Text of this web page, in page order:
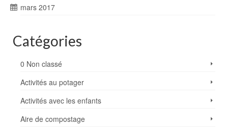
mars 2017
Catégories
0 Non classé
Activités au potager
Activités avec les enfants
Aire de compostage